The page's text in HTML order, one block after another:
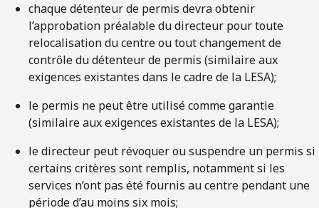
chaque détenteur de permis devra obtenir
l’approbation préalable du directeur pour toute
relocalisation du centre ou tout changement de
contrôle du détenteur de permis (similaire aux
exigences existantes dans le cadre de la LESA);
le permis ne peut être utilisé comme garantie
(similaire aux exigences existantes de la LESA);
le directeur peut révoquer ou suspendre un permis si
certains critères sont remplis, notamment si les
services n’ont pas été fournis au centre pendant une
période d’au moins six mois;